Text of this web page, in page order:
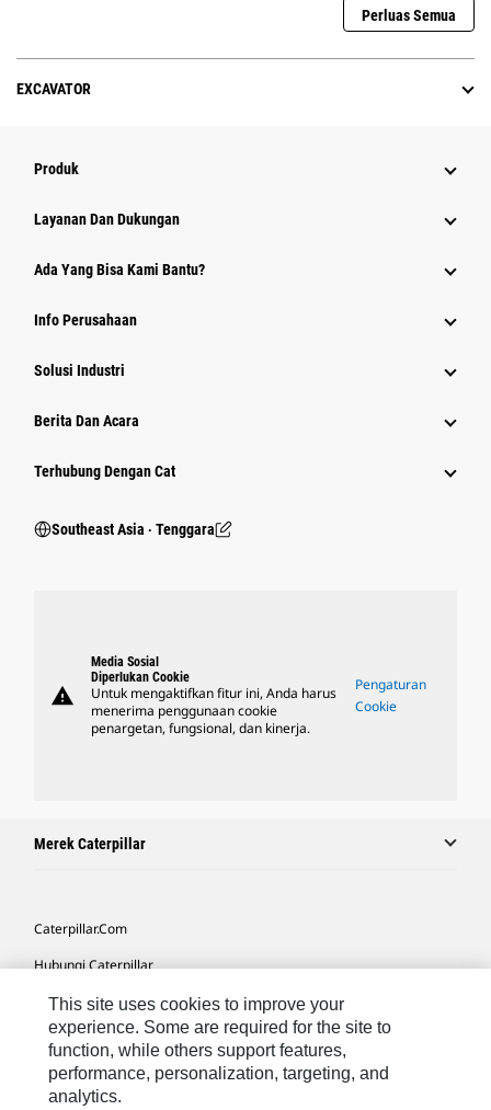
Perluas Semua
EXCAVATOR
Produk
Layanan Dan Dukungan
Ada Yang Bisa Kami Bantu?
Info Perusahaan
Solusi Industri
Berita Dan Acara
Terhubung Dengan Cat
Southeast Asia ‧ Tenggara
warning
Media Sosial
Diperlukan Cookie
Untuk mengaktifkan fitur ini, Anda harus
menerima penggunaan cookie
penargetan, fungsional, dan kinerja.
Pengaturan
Cookie
Merek Caterpillar
Caterpillar.com
Hubungi Caterpillar
Preferensi Pemasaran Saya
Peta Situs
Cookie Settings
This site uses cookies to improve your
experience. Some are required for the site to
function, while others support features,
performance, personalization, targeting, and
analytics.